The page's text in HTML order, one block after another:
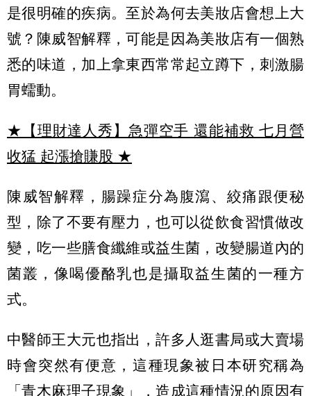
是很明確的疾病。至於為何去美妝店會想上大
號？陳威智解釋，可能是因為美妝店有一個熟
悉的味道，加上拿東西常常起立蹲下，刺激腸
胃蠕動。
★【理財達人秀】急彈空手 還能補救 七月營
收猛 起漲搶賺股 ★
陳威智解釋，腸躁症分為腹瀉、絞痛跟便秘
型，除了不要有壓力，也可以從飲食習慣做改
變，吃一些膳食纖維或益生菌，改變腸道內的
菌叢，像喝優酪乳也是攝取益生菌的一種方
式。
中醫師王大元也指出，許多人逛書局或大賣場
時會突然有便意，這種現象被日本研究稱為
「青木麻理子現象」，造成這種情況的原因有